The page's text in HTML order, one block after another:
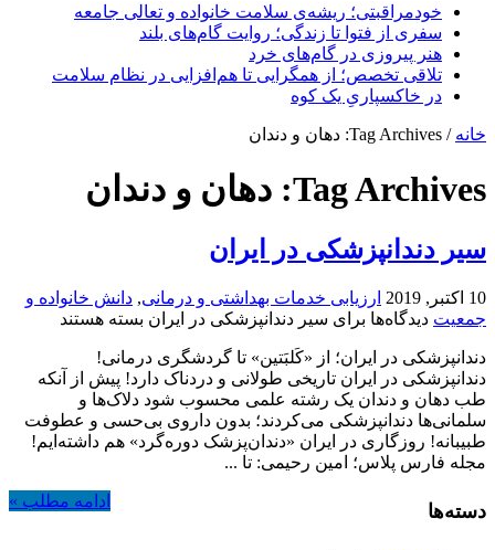
خودمراقبتی؛ ریشه‌ی سلامت خانواده و تعالی جامعه
سفری از فتوا تا زندگی؛ روایت گام‌های بلند
هنر پیروزی در گام‌های خرد
تلاقی تخصص؛ از همگرایی تا هم‌افزایی در نظام سلامت
در خاکسپاریِ یک کوه
خانه / Tag Archives: دهان و دندان
Tag Archives: دهان و دندان
سیر دندانپزشکی در ایران
10 اکتبر, 2019 ارزیابی خدمات بهداشتی و درمانی, دانش خانواده و
جمعیت دیدگاه‌ها برای سیر دندانپزشکی در ایران بسته هستند
دندانپزشکی در ایران؛ از «کَلبَتین» تا گردشگری درمانی!
دندانپزشکی در ایران تاریخی طولانی و دردناک دارد! پیش از آنکه
طب دهان و دندان یک‌ رشته علمی محسوب شود دلاک‌ها و
سلمانی‌ها دندانپزشکی می‌کردند؛ بدون داروی بی‌حسی و عطوفت
طبیبانه! روزگاری در ایران «دندان‌پزشک دوره‌گرد» هم داشته‌ایم!
مجله فارس پلاس؛ امین رحیمی:‌ تا ...
ادامه مطلب » دسته‌ها